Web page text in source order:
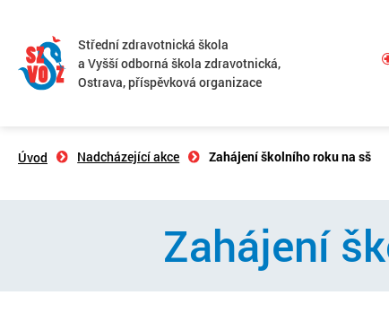
Střední zdravotnická škola
a Vyšší odborná škola zdravotnická,
Ostrava, příspěvková organizace
Úvod Nadcházející akce Zahájení školního roku na sš
Zahájení